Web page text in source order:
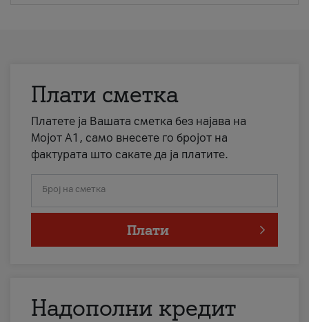
Плати сметка
Платете ја Вашата сметка без најава на
Мојот А1, само внесете го бројот на
фактурата што сакате да ја платите.
Број на сметка
Плати
Надополни кредит